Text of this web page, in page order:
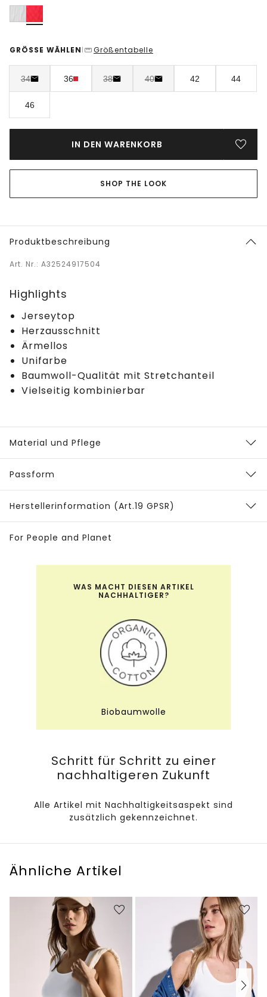
GRÖSSE WÄHLEN | Größentabelle
34 36 38 40 42 44
46
IN DEN WARENKORB
SHOP THE LOOK
Produktbeschreibung
Art. Nr.: A32524917504
Highlights
Jerseytop
Herzausschnitt
Ärmellos
Unifarbe
Baumwoll-Qualität mit Stretchanteil
Vielseitig kombinierbar
Material und Pflege
Passform
Herstellerinformation (Art.19 GPSR)
For People and Planet
WAS MACHT DIESEN ARTIKEL
NACHHALTIGER?
Biobaumwolle
Schritt für Schritt zu einer
nachhaltigeren Zukunft
Alle Artikel mit Nachhaltigkeitsaspekt sind
zusätzlich gekennzeichnet.
Ähnliche Artikel